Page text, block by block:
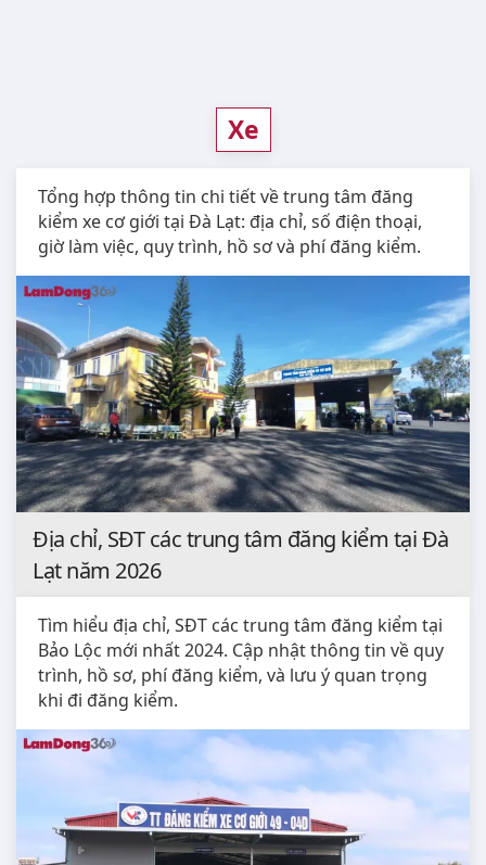
Xe
Tổng hợp thông tin chi tiết về trung tâm đăng
kiểm xe cơ giới tại Đà Lạt: địa chỉ, số điện thoại,
giờ làm việc, quy trình, hồ sơ và phí đăng kiểm.
Địa chỉ, SĐT các trung tâm đăng kiểm tại Đà
Lạt năm 2026
Tìm hiểu địa chỉ, SĐT các trung tâm đăng kiểm tại
Bảo Lộc mới nhất 2024. Cập nhật thông tin về quy
trình, hồ sơ, phí đăng kiểm, và lưu ý quan trọng
khi đi đăng kiểm.